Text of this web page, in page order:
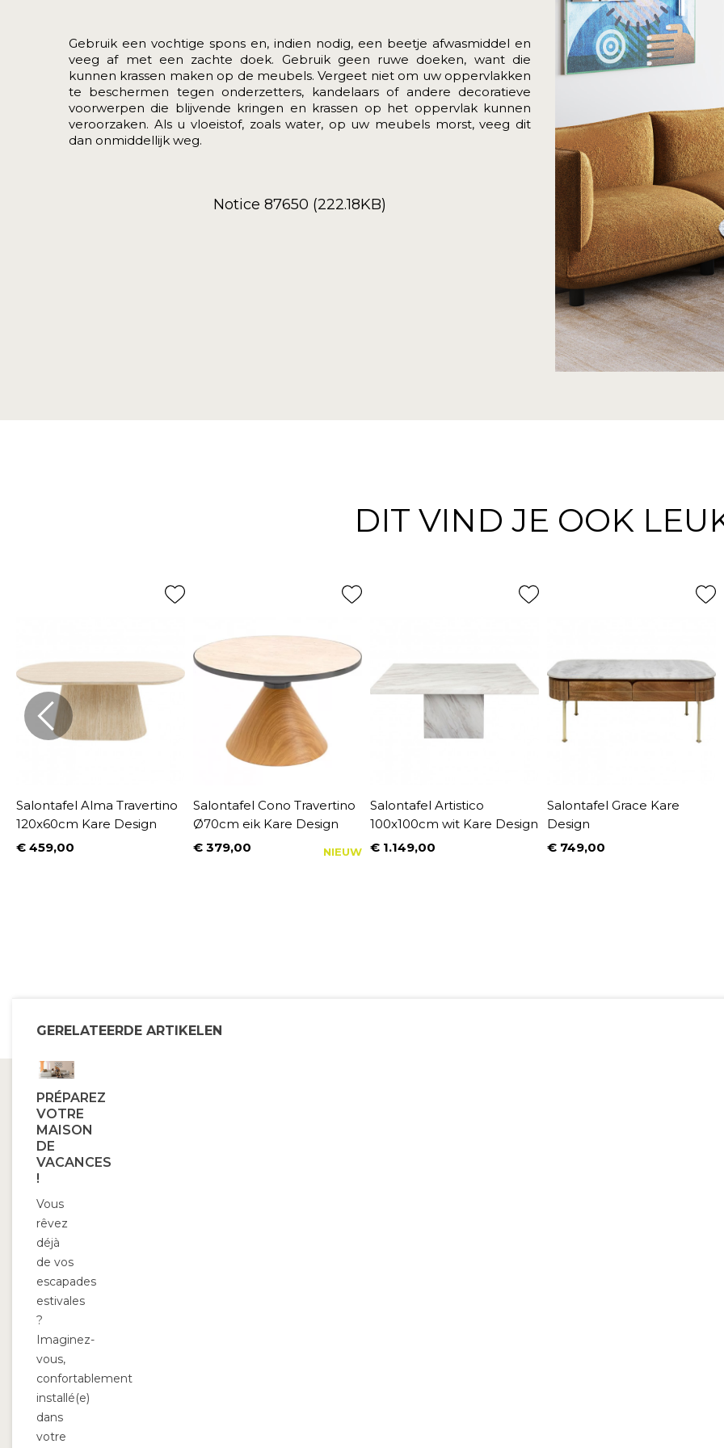
Gebruik een vochtige spons en, indien nodig, een beetje afwasmiddel en
veeg af met een zachte doek. Gebruik geen ruwe doeken, want die
kunnen krassen maken op de meubels. Vergeet niet om uw oppervlakken
te beschermen tegen onderzetters, kandelaars of andere decoratieve
voorwerpen die blijvende kringen en krassen op het oppervlak kunnen
veroorzaken. Als u vloeistof, zoals water, op uw meubels morst, veeg dit
dan onmiddellijk weg.
Notice 87650 (222.18KB)
DIT VIND JE OOK
Salontafel Alma Travertino
120x60cm Kare Design
Prijs
€ 459,00
Salontafel Cono Travertino
Ø70cm eik Kare Design
Prijs
€ 379,00 NIEUW
Salontafel Artistico
100x100cm wit Kare Design
Prijs
€ 1.149,00
Salontafel Grace Kare
Design
Prijs
€ 749,00
GERELATEERDE ARTIKELEN
PRÉPAREZ
VOTRE
MAISON
DE
VACANCES
!
Vous
rêvez
déjà
de vos
escapades
estivales
?
Imaginez-
vous,
confortablement
installé(e)
dans
votre